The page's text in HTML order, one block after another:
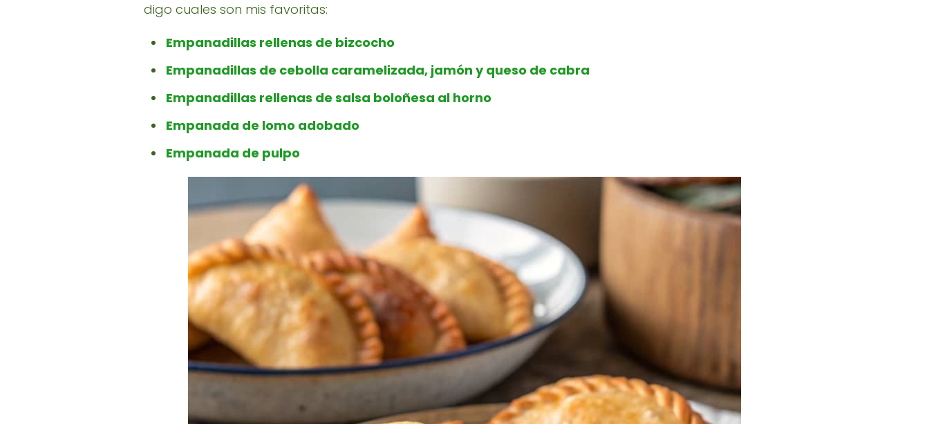
digo cuales son mis favoritas:
Empanadillas rellenas de bizcocho
Empanadillas de cebolla caramelizada, jamón y queso de cabra
Empanadillas rellenas de salsa boloñesa al horno
Empanada de lomo adobado
Empanada de pulpo